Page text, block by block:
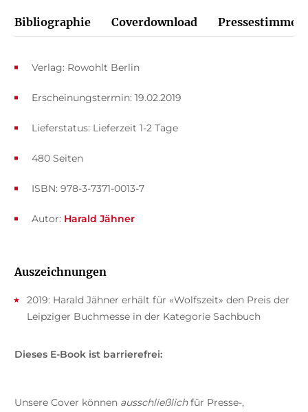
Bibliographie Coverdownload Pressestimmen
Verlag: Rowohlt Berlin
Erscheinungstermin: 19.02.2019
Lieferstatus: Lieferzeit 1-2 Tage
ISBN: 978-3-7371-0013-7
480 Seiten
Autor: Harald Jähner
Auszeichnungen
2019: Harald Jähner erhält für «Wolfszeit» den Preis der
Leipziger Buchmesse in der Kategorie Sachbuch
Dieses E-Book ist barrierefrei:
Unsere Cover können ausschließlichfür Presse-,